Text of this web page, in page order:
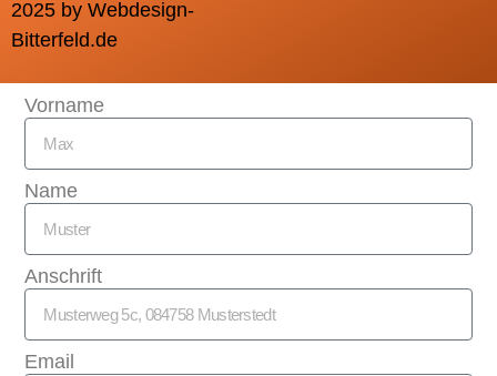
2025 by Webdesign-
Bitterfeld.de
Vorname
Name
Anschrift
Email